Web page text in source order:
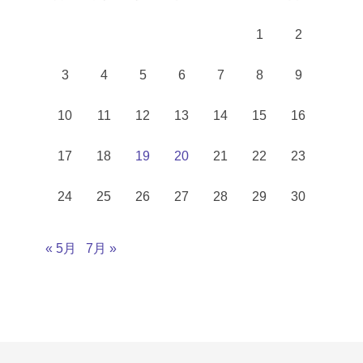
1 2
3 4 5 6 7 8 9
10 11 12 13 14 15 16
17 18 19 20 21 22 23
24 25 26 27 28 29 30
« 5月 7月 »